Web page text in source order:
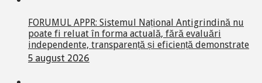
FORUMUL APPR: Sistemul Național Antigrindină nu
poate fi reluat în forma actuală, fără evaluări
independente, transparență și eficiență demonstrate
5 august 2026